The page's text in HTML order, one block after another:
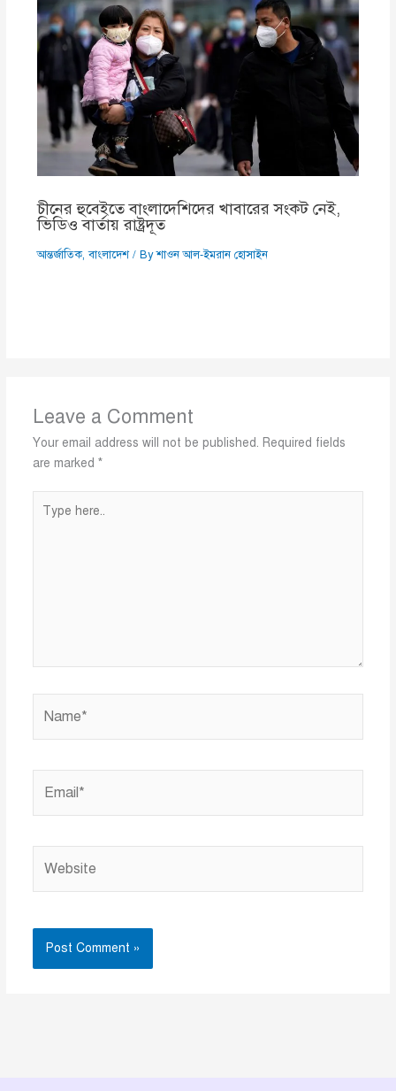
চীনের হুবেইতে বাংলাদেশিদের খাবারের সংকট নেই,
ভিডিও বার্তায় রাষ্ট্রদূত
আন্তর্জাতিক,বাংলাদেশ/ Byশাওন আল-ইমরান হোসাইন
Leave a Comment
Your email address will not be published. Required fields
are marked *
here..